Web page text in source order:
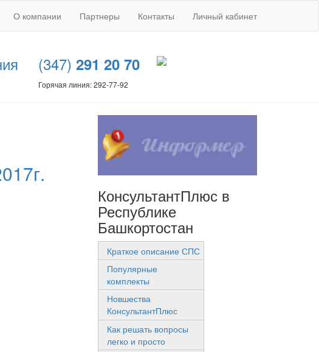
О компании Партнеры Контакты Личный кабинет
(347) 291 20 70
Горячая линия: 292-77-92
КонсультантПлюс в
Республике
Башкортостан
Краткое описание СПС
Популярные
комплекты
Новшества
КонсультантПлюс
Как решать вопросы
легко и просто